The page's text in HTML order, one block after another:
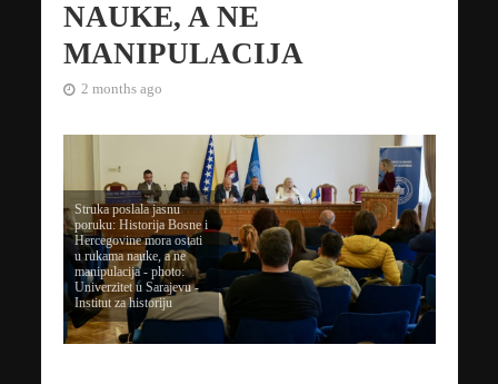
NAUKE, A NE
MANIPULACIJA
2 months ago
Struka poslala jasnu
poruku: Historija Bosne i
Hercegovine mora ostati
u rukama nauke, a ne
manipulacija - photo:
Univerzitet u Sarajevu -
Institut za historiju